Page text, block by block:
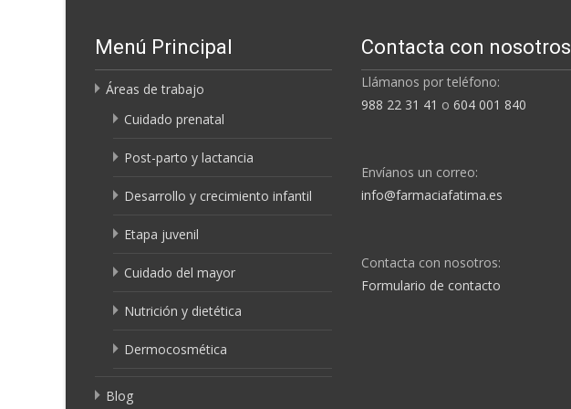
Menú Principal
Áreas de trabajo
Cuidado prenatal
Post-parto y lactancia
Desarrollo y crecimiento infantil
Etapa juvenil
Cuidado del mayor
Nutrición y dietética
Dermocosmética
Blog
Contacta con nosotros
Llámanos por teléfono:
988 22 31 41 o 604 001 840
Envíanos un correo:
info@farmaciafatima.es
Contacta con nosotros:
Formulario de contacto